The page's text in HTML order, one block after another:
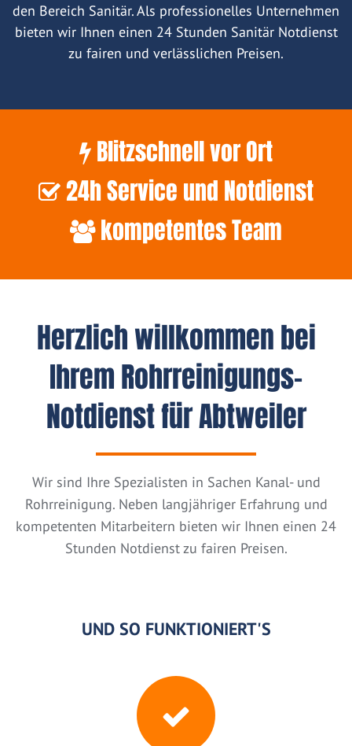
den Bereich Sanitär. Als professionelles Unternehmen
bieten wir Ihnen einen 24 Stunden Sanitär Notdienst
zu fairen und verlässlichen Preisen.
Blitzschnell vor Ort
24h Service und Notdienst
kompetentes Team
Herzlich willkommen bei
Ihrem Rohrreinigungs-
Notdienst für Abtweiler
Wir sind Ihre Spezialisten in Sachen Kanal- und
Rohrreinigung. Neben langjähriger Erfahrung und
kompetenten Mitarbeitern bieten wir Ihnen einen 24
Stunden Notdienst zu fairen Preisen.
UND SO FUNKTIONIERT'S